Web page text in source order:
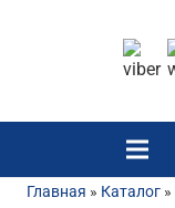
Главная » Каталог »